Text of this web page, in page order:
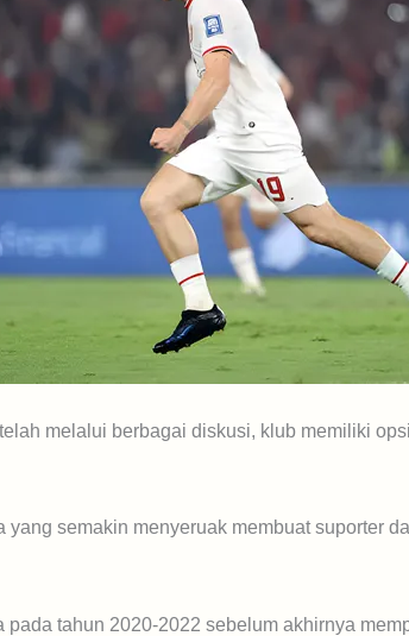
melalui berbagai diskusi, klub memiliki
semakin menyeruak membuat suporter
tahun 2020-2022 sebelum akhirnya